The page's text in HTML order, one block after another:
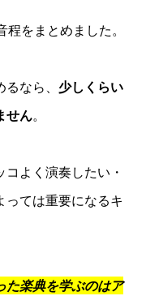
をまとめました。
なら、 少しくらい
せん。
よく演奏したい・
っては重要になるキ
た楽典を学ぶのはア